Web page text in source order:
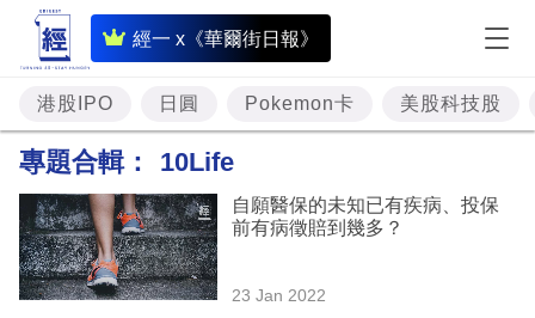
經一 x《華爾街日報》
即
時
財
經
題
投
資
港股IPO 日圓 Pokemon卡 美股科技股
專題合輯： 10Life
自願醫保的未知已有疾病、投保
前有病徵賠到幾多？
23 Jan 2022